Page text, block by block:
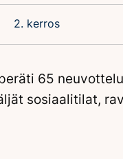
2. kerros
65
sosiaalitilat,